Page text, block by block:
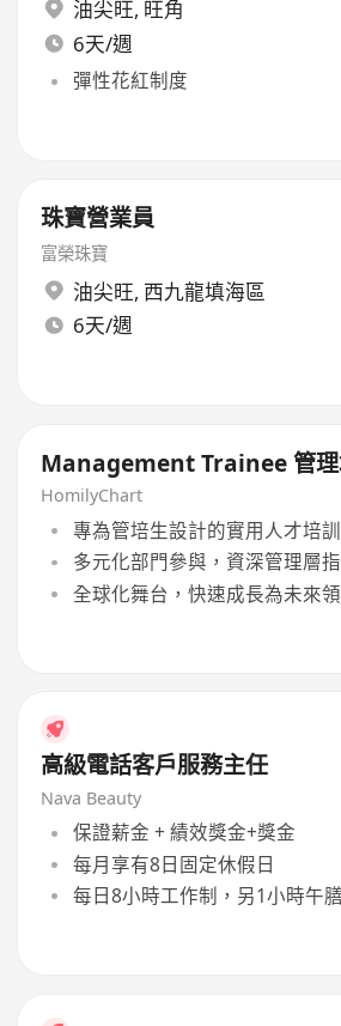
油尖旺, 旺角
6天/週
彈性花紅制度
珠寶營業員
富榮珠寶
油尖旺, 西九龍填海區
6天/週
Management Trainee 管理
HomilyChart
專為管培生設計的實用人才培
多元化部門參與，資深管理層
全球化舞台，快速成長為未來
高級電話客戶服務主任
Nava Beauty
保證薪金 + 績效獎金+獎金
每月享有8日固定休假日
每日8小時工作制，另1小時午